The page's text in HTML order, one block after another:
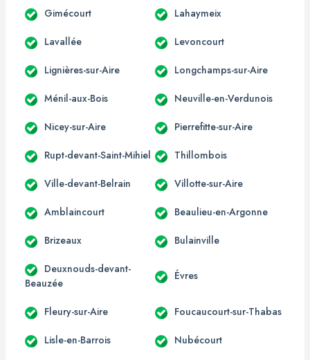
Gimécourt Lahaymeix
Lavallée Levoncourt
Lignières-sur-Aire Longchamps-sur-Aire
Ménil-aux-Bois Neuville-en-Verdunois
Nicey-sur-Aire Pierrefitte-sur-Aire
Rupt-devant-Saint-Mihiel Thillombois
Ville-devant-Belrain Villotte-sur-Aire
Amblaincourt Beaulieu-en-Argonne
Brizeaux Bulainville
Deuxnouds-devant-
Beauzée
Évres
Fleury-sur-Aire Foucaucourt-sur-Thabas
Lisle-en-Barrois Nubécourt